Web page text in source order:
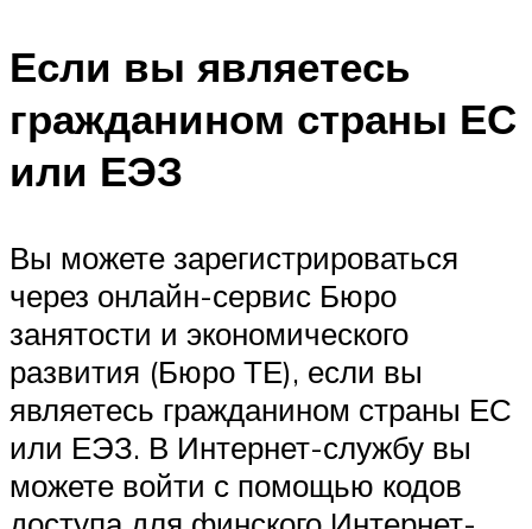
Если вы являетесь
гражданином страны ЕС
или ЕЭЗ
Вы можете зарегистрироваться
через онлайн-сервис Бюро
занятости и экономического
развития (Бюро ТЕ), если вы
являетесь гражданином страны ЕС
или ЕЭЗ. В Интернет-службу вы
можете войти с помощью кодов